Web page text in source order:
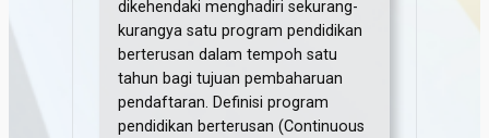
dikehendaki menghadiri sekurang-
kurangya satu program pendidikan
berterusan dalam tempoh satu
tahun bagi tujuan pembaharuan
pendaftaran. Definisi program
pendidikan berterusan (Continuous